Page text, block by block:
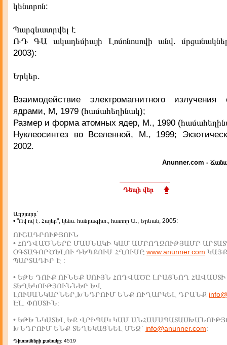
կենտրոն:
Պարգևատրվել է
ՌԴ ԳԱ ակադեմիայի Լոմոնոսովի անվ.
2003):
Երկեր.
Взаимодействие электромагнитного
ядрами, М, 1979 (համահեղինակ);
Размер и форма атомных ядер, М., 1990
Нуклеосинтез во Вселенной, М., 1999;
2002.
Anunner.com -
Դեպի վեր
Աղբյուրը`
• "Ով ով է. Հայեր", կենս. հանրագիտ., հատոր Ա., Երևան, 2005:
ՈՒՇԱԴՐՈՒԹՅՈՒՆ
• ՀՈԴՎԱԾՆԵՐԸ ՄԱՍՆԱԿԻ ԿԱՄ ԱՄԲՈՂՋՈՒԹՅԱՄԲ
ՕԳՏԱԳՈՐԾԵԼՈՒ ԴԵՊՔՈՒՄ ՀՂՈՒՄԸ www.anunner.com
ՊԱՐՏԱԴԻՐ Է :
• ԵԹԵ ԴՈՒՔ ՈՒՆԵՔ ՍՈՒՅՆ ՀՈԴՎԱԾԸ ԼՐԱՑՆՈՂ ՀԱՎԱՍՏԻ
ՏԵՂԵԿՈՒԹՅՈՒՆՆԵՐ ԵՎ
ԼՈՒՍԱՆԿԱՐՆԵՐ,ԽՆԴՐՈՒՄ ԵՆՔ ՈՒՂԱՐԿԵԼ ԴՐԱՆՔ
ԷԼ. ՓՈՍՏԻՆ:
• ԵԹԵ ՆԿԱՏԵԼ ԵՔ ՎՐԻՊԱԿ ԿԱՄ
ԽՆԴՐՈՒՄ ԵՆՔ ՏԵՂԵԿԱՑՆԵԼ ՄԵԶ` info@anunner.com:
Դիտումների քանակը: 4519